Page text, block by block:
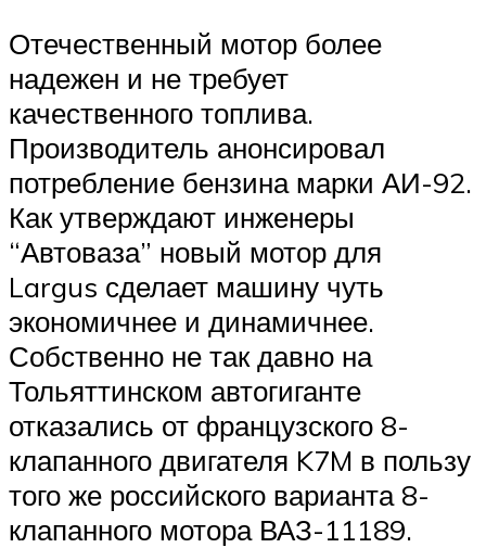
Отечественный мотор более
надежен и не требует
качественного топлива.
Производитель анонсировал
потребление бензина марки АИ-92.
Как утверждают инженеры
“Автоваза” новый мотор для
Largus сделает машину чуть
экономичнее и динамичнее.
Собственно не так давно на
Тольяттинском автогиганте
отказались от французского 8-
клапанного двигателя K7M в пользу
того же российского варианта 8-
клапанного мотора ВАЗ-11189.